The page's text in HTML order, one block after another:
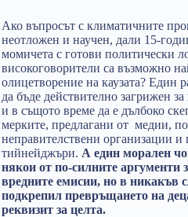
Ако въпросът с климатичните
неотложен и научен, дали 15-
момичета с готови политически
високоговорители са възможно
олицетворение на каузата? Един
да бъде действително загрижен
и в същото време да е дълбоко
мерките, предлагани от медии,
неправителствени организации и
тийнейджъри. А един морален
някои от по-силните аргументи
вредните емисии, но в никакъв
подкрепил превръщането на
реквизит за целта.